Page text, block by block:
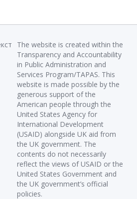
The website is created within the
Transparency and Accountability
in Public Administration and
Services Program/TAPAS. This
website is made possible by the
generous support of the
American people through the
United States Agency for
International Development
(USAID) alongside UK aid from
the UK government. The
contents do not necessarily
reflect the views of USAID or the
United States Government and
the UK government’s official
policies.